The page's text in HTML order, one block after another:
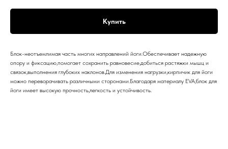
Купить
Блок-неотъемлимая часть многих направлений йоги.Обеспечивает надежную
опору и фиксацию,помогает сохранить равновесие,добиться растяжки мышц и
связок,выполнения глубоких наклонов.Для изменения нагрузки,кирпичик для йоги
можно переворачивать различными сторонами.Благодаря материалу EVA,блок для
йоги имеет высокую прочность,легкость и устойчивость.